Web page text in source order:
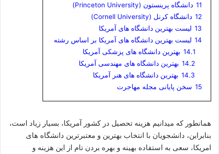
11 دانشگاه پرینستون (Princeton University)
12 دانشگاه کرنل (Cornell University)
13 لیست بهترین دانشگاه های آمریکا
14 لیست بهترین دانشگاه های آمریکا بر اساس رشته
14.1 بهترین دانشگاه های پزشکی آمریکا
14.2 بهترین دانشگاه های مهندسی آمریکا
14.3 بهترین دانشگاه های هنر آمریکا
15 سخن پایانی مجله مهاجرت
همانطور که میدانیم هزینه تحصیل در کشور آمریکا، بسیار زیاد است،
بنابراین، دانشجویان با انتخاب بهترین و معتبرترین دانشگاه های
امریکا، سعی به استفاده بهینه و بهره بردن تام از این هزینه و